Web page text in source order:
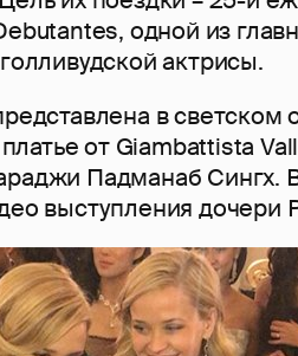
одной из
актрисы.
в светском
от Giambattista
Падманаб Сингх.
выступления дочери